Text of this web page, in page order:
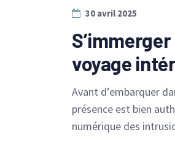
30 avril 2025
voyage
Avant d’embarquer
présence est bien
numérique des